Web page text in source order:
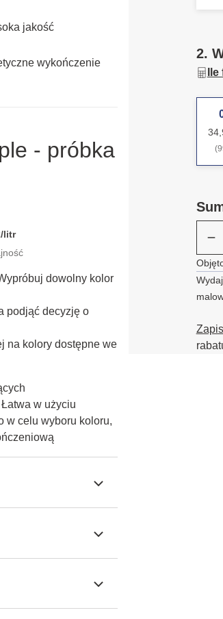
jakość
wykończenie
- próbka
litr
dowolny kolor
podjąć decyzję o
na kolory dostępne we
w użyciu
w celu wyboru koloru,
2.